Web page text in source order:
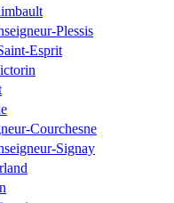
Plessis
Esprit
Courchesne
Signay